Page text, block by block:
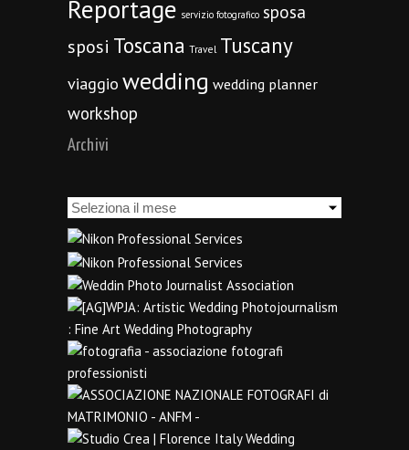
Reportage servizio fotografico sposa
sposi Toscana Travel Tuscany
viaggio wedding wedding planner
workshop
Archivi
Archivi